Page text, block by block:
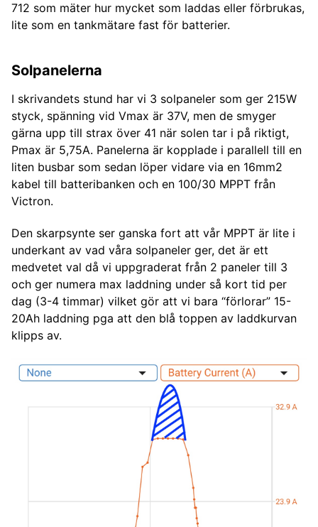
712 som mäter hur mycket som laddas eller förbrukas,
lite som en tankmätare fast för batterier.
Solpanelerna
I skrivandets stund har vi 3 solpaneler som ger 215W
styck, spänning vid Vmax är 37V, men de smyger
gärna upp till strax över 41 när solen tar i på riktigt,
Pmax är 5,75A. Panelerna är kopplade i parallell till en
liten busbar som sedan löper vidare via en 16mm2
kabel till batteribanken och en 100/30 MPPT från
Victron.
Den skarpsynte ser ganska fort att vår MPPT är lite i
underkant av vad våra solpaneler ger, det är ett
medvetet val då vi uppgraderat från 2 paneler till 3
och ger numera max laddning under så kort tid per
dag (3-4 timmar) vilket gör att vi bara “förlorar” 15-
20Ah laddning pga att den blå toppen av laddkurvan
klipps av.